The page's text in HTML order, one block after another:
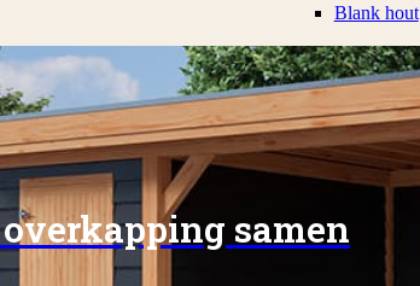
Blank hout
samen